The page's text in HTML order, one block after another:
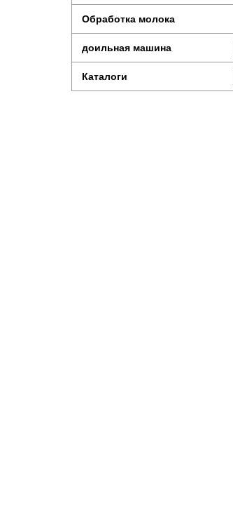
Обработка молока
доильная машина
Каталоги